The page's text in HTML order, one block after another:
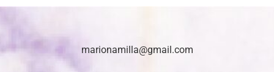
marionamilla@gmail.com